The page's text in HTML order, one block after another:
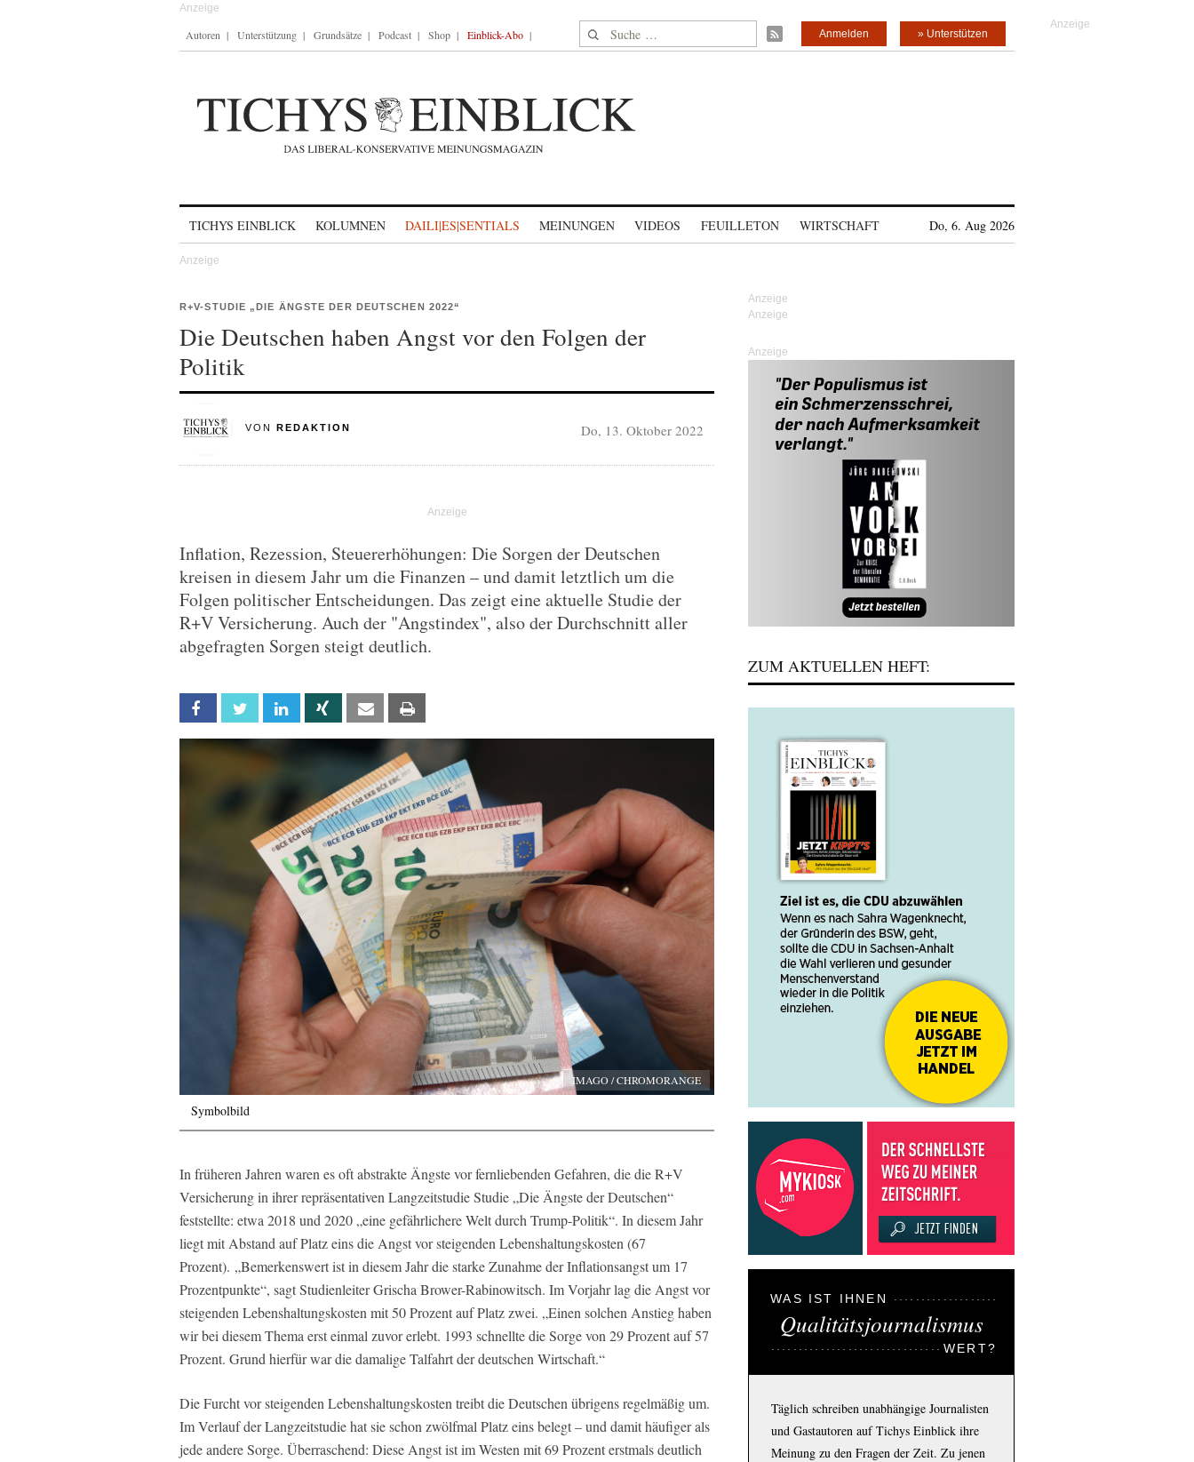
Autoren Unterstützung Grundsätze Podcast Shop Einblick-Abo Suche nach: » Unterstützen
Anmelden
TICHYS EINBLICK KOLUMNEN DAILI|ES|SENTIALS MEINUNGEN VIDEOS FEUILLETON WIRTSCHAFT Do, 6. Aug 2026
R+V-STUDIE „DIE ÄNGSTE DER DEUTSCHEN 2022“
Die Deutschen haben Angst vor den Folgen der
Politik
VON REDAKTION Do, 13. Oktober 2022
Inflation, Rezession, Steuererhöhungen: Die Sorgen der Deutschen
kreisen in diesem Jahr um die Finanzen – und damit letztlich um die
Folgen politischer Entscheidungen. Das zeigt eine aktuelle Studie der
R+V Versicherung. Auch der "Angstindex", also der Durchschnitt aller
abgefragten Sorgen steigt deutlich.
Facebook Twitter Linkedin Xing Email
IMAGO / CHROMORANGE
Symbolbild
In früheren Jahren waren es oft abstrakte Ängste vor fernliebenden Gefahren, die die R+V
Versicherung in ihrer repräsentativen Langzeitstudie Studie „Die Ängste der Deutschen“
feststellte: etwa 2018 und 2020 „eine gefährlichere Welt durch Trump-Politik“. In diesem Jahr
liegt mit Abstand auf Platz eins die Angst vor steigenden Lebenshaltungskosten (67
Prozent). „Bemerkenswert ist in diesem Jahr die starke Zunahme der Inflationsangst um 17
Prozentpunkte“, sagt Studienleiter Grischa Brower-Rabinowitsch. Im Vorjahr lag die Angst vor
steigenden Lebenshaltungskosten mit 50 Prozent auf Platz zwei. „Einen solchen Anstieg haben
wir bei diesem Thema erst einmal zuvor erlebt. 1993 schnellte die Sorge von 29 Prozent auf 57
Prozent. Grund hierfür war die damalige Talfahrt der deutschen Wirtschaft.“
Die Furcht vor steigenden Lebenshaltungskosten treibt die Deutschen übrigens regelmäßig um.
Im Verlauf der Langzeitstudie hat sie schon zwölfmal Platz eins belegt – und damit häufiger als
jede andere Sorge. Überraschend: Diese Angst ist im Westen mit 69 Prozent erstmals deutlich
Anzeige
ZUM AKTUELLEN HEFT:
WAS IST IHNEN
Qualitätsjournalismus
WERT?
Täglich schreiben unabhängige Journalisten
und Gastautoren auf Tichys Einblick ihre
Meinung zu den Fragen der Zeit. Zu jenen